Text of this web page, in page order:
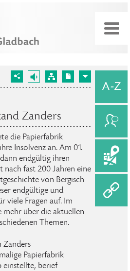
Zanders
die Papierfabrik
Insolvenz an. Am 01.
endgültig ihren
nach fast 200 Jahren eine
von Bergisch
endgültige und
viele Fragen auf. Im
mehr über die aktuellen
Themen.
Zanders
Papierfabrik
einstellte, berief